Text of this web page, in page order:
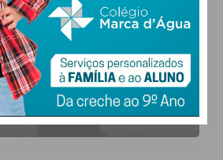
Alberto Silva vê
de Saúde como uma
2023